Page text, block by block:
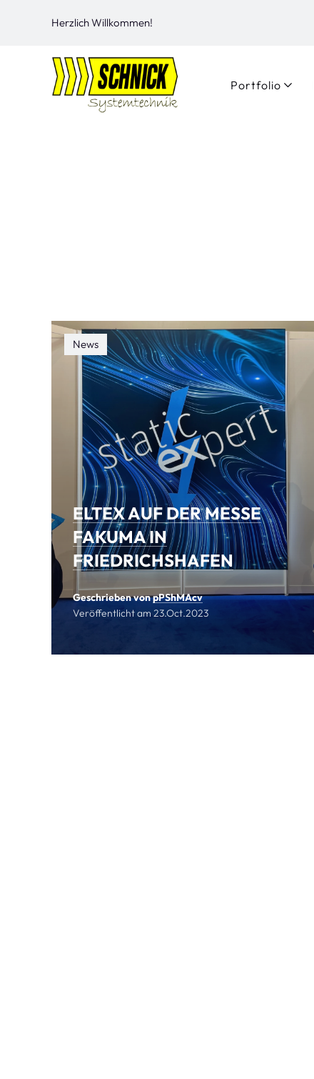
Herzlich Willkommen!
Portfolio
News
ELTEX AUF DER MESSE
FAKUMA IN
FRIEDRICHSHAFEN
Geschrieben vonpPShMAcv
Veröffentlicht am 23.Oct.2023